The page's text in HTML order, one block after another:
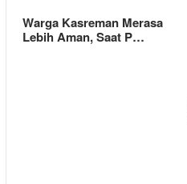
Warga Kasreman Merasa
Lebih Aman, Saat P…